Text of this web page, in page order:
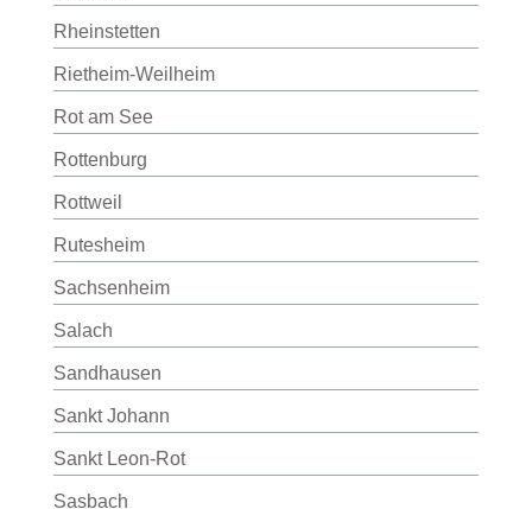
Rheinstetten
Rietheim-Weilheim
Rot am See
Rottenburg
Rottweil
Rutesheim
Sachsenheim
Salach
Sandhausen
Sankt Johann
Sankt Leon-Rot
Sasbach